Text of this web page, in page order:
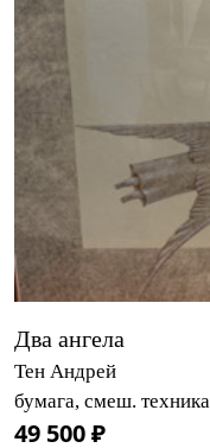
Два ангела
Тен Андрей
бумага, смеш. техника
49 500 ₽